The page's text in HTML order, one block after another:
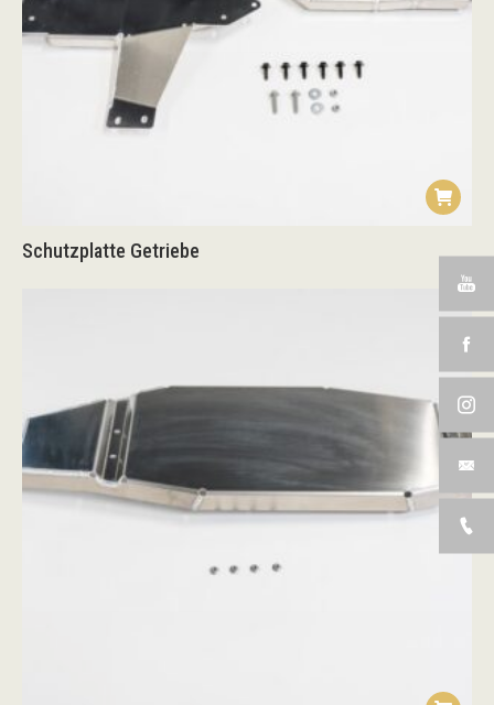
Schutzplatte Getriebe